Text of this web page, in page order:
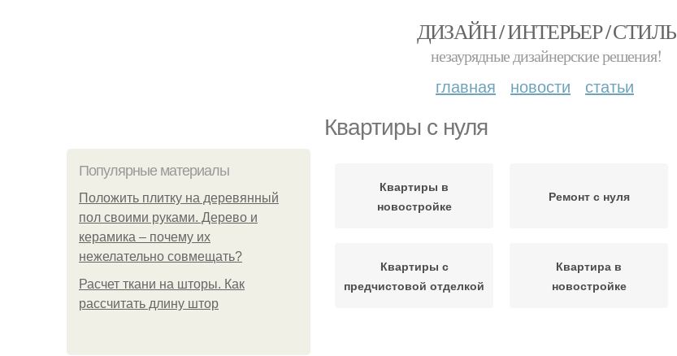
ДИЗАЙН / ИНТЕРЬЕР / СТИЛЬ
незаурядные дизайнерские решения!
главная новости статьи
Квартиры с нуля
Популярные материалы
Положить плитку на деревянный
пол своими руками. Дерево и
керамика – почему их
нежелательно совмещать?
Расчет ткани на шторы. Как
рассчитать длину штор
Квартиры в
новостройке
Ремонт с нуля
Квартиры с
предчистовой отделкой
Квартира в
новостройке